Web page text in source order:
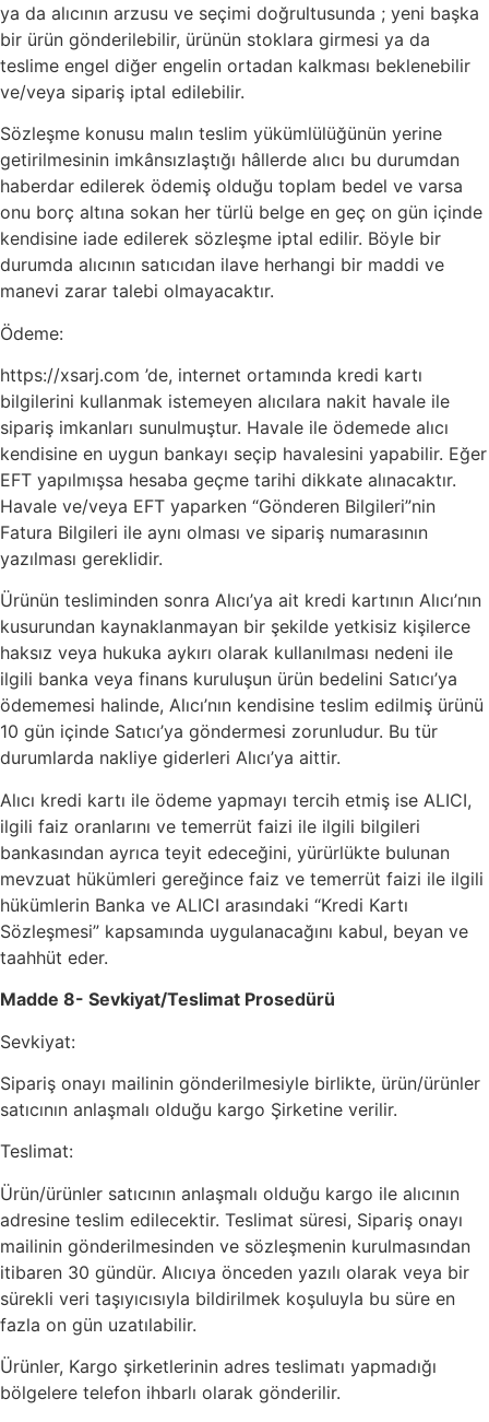
ya da alıcının arzusu ve seçimi doğrultusunda ; yeni başka
bir ürün gönderilebilir, ürünün stoklara girmesi ya da
teslime engel diğer engelin ortadan kalkması beklenebilir
ve/veya sipariş iptal edilebilir.
Sözleşme konusu malın teslim yükümlülüğünün yerine
getirilmesinin imkânsızlaştığı hâllerde alıcı bu durumdan
haberdar edilerek ödemiş olduğu toplam bedel ve varsa
onu borç altına sokan her türlü belge en geç on gün içinde
kendisine iade edilerek sözleşme iptal edilir. Böyle bir
durumda alıcının satıcıdan ilave herhangi bir maddi ve
manevi zarar talebi olmayacaktır.
Ödeme:
https://xsarj.com ’de, internet ortamında kredi kartı
bilgilerini kullanmak istemeyen alıcılara nakit havale ile
sipariş imkanları sunulmuştur. Havale ile ödemede alıcı
kendisine en uygun bankayı seçip havalesini yapabilir. Eğer
EFT yapılmışsa hesaba geçme tarihi dikkate alınacaktır.
Havale ve/veya EFT yaparken “Gönderen Bilgileri”nin
Fatura Bilgileri ile aynı olması ve sipariş numarasının
yazılması gereklidir.
Ürünün tesliminden sonra Alıcı’ya ait kredi kartının Alıcı’nın
kusurundan kaynaklanmayan bir şekilde yetkisiz kişilerce
haksız veya hukuka aykırı olarak kullanılması nedeni ile
ilgili banka veya finans kuruluşun ürün bedelini Satıcı’ya
ödememesi halinde, Alıcı’nın kendisine teslim edilmiş ürünü
10 gün içinde Satıcı’ya göndermesi zorunludur. Bu tür
durumlarda nakliye giderleri Alıcı’ya aittir.
Alıcı kredi kartı ile ödeme yapmayı tercih etmiş ise ALICI,
ilgili faiz oranlarını ve temerrüt faizi ile ilgili bilgileri
bankasından ayrıca teyit edeceğini, yürürlükte bulunan
mevzuat hükümleri gereğince faiz ve temerrüt faizi ile ilgili
hükümlerin Banka ve ALICI arasındaki “Kredi Kartı
Sözleşmesi” kapsamında uygulanacağını kabul, beyan ve
taahhüt eder.
Madde 8- Sevkiyat/Teslimat Prosedürü
Sevkiyat:
Sipariş onayı mailinin gönderilmesiyle birlikte, ürün/ürünler
satıcının anlaşmalı olduğu kargo Şirketine verilir.
Teslimat:
Ürün/ürünler satıcının anlaşmalı olduğu kargo ile alıcının
adresine teslim edilecektir. Teslimat süresi, Sipariş onayı
mailinin gönderilmesinden ve sözleşmenin kurulmasından
itibaren 30 gündür. Alıcıya önceden yazılı olarak veya bir
sürekli veri taşıyıcısıyla bildirilmek koşuluyla bu süre en
fazla on gün uzatılabilir.
Ürünler, Kargo şirketlerinin adres teslimatı yapmadığı
bölgelere telefon ihbarlı olarak gönderilir.